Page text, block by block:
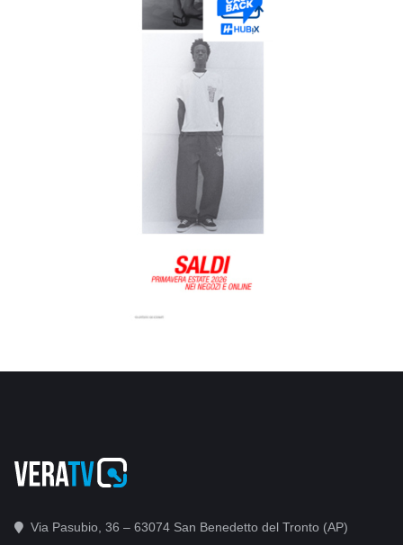
Via Pasubio, 36 – 63074 San Benedetto del Tronto (AP)